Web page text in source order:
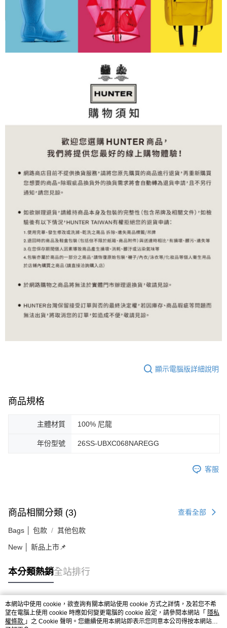
顯示電腦版詳細說明
商品規格
主體材質 100% 尼龍
年份型號 26SS-UBXC068NAREGG
客服
商品相關分類 (3) 查看全部
Bags │ 包款 其他包款
New │ 新品上市📌
本分類熱銷全站排行
熱門標籤
本網站中使用 cookie，欲查詢有關本網站使用 cookie 方式之詳情，及若您不希
望在電腦上使用 cookie 時應如何變更電腦的 cookie 設定，請參閱本網站「 隱私
權條款 」之 Cookie 聲明。您繼續使用本網站即表示您同意本公司得按本網站使